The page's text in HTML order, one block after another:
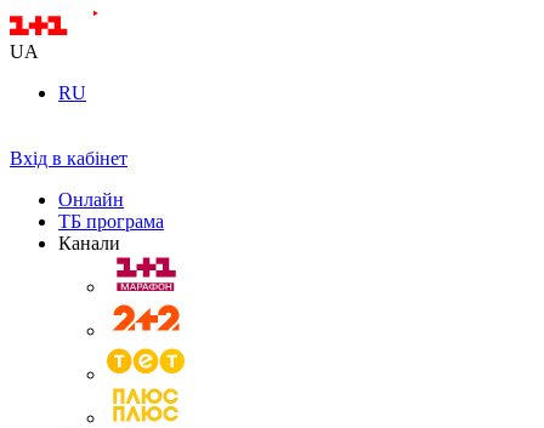
UA
RU
Вхід в кабінет
Онлайн
ТБ програма
Канали